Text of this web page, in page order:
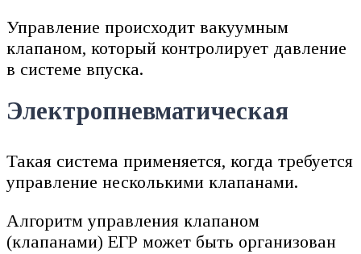
Управление происходит вакуумным
клапаном, который контролирует давление
в системе впуска.
Электропневматическая
Такая система применяется, когда требуется
управление несколькими клапанами.
Алгоритм управления клапаном
(клапанами) ЕГР может быть организован